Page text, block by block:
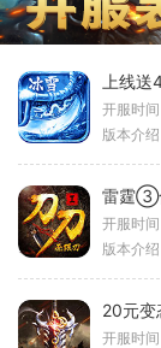
上线
开服时间
版本介绍
雷霆
开服时间
版本介绍
20元变
开服时间